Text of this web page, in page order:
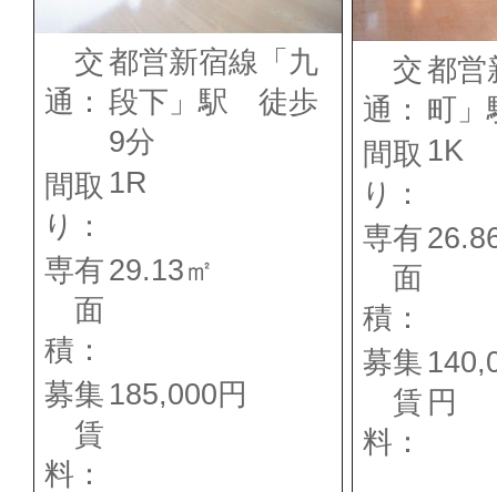
交
通：
都営新宿線「九
段下」駅 徒歩
9分
間取
り：
1R
専有
面
積：
29.13㎡
募集
賃
料：
185,000円
交
通：
都営
町
間取
り：
1K
専有
面
積：
募集
賃
料：
円